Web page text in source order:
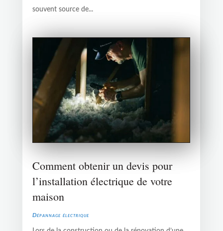
souvent source de...
Comment obtenir un devis pour
l’installation électrique de votre
maison
Dépannage électrique